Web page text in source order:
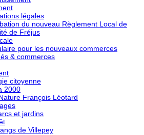
légales
du nouveau Règlement Local de
de Fréjus
pour les nouveaux commerces
& commerces
citoyenne
2000
François Léotard
et jardins
de Villepey